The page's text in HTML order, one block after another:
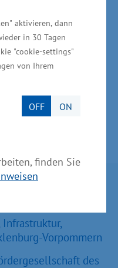
aktivieren, dann
in 30 Tagen
"cookie-settings"
von Ihrem
OFF ON
finden Sie
zählen Firmen
Abnehmern.
Vorpommern
des